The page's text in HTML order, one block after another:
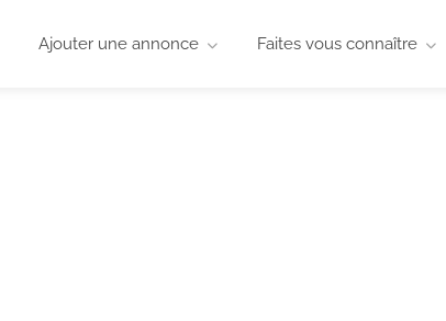
Ajouter une annonce Faites vous connaître